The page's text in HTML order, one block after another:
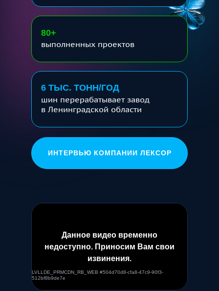
шин перерабатывает завод
в Ленинградской области
6 ТЫС. ТОНН/ГОД
выполненных проектов
80+
ИНТЕРВЬЮ КОМПАНИИ ЛЕКСОР